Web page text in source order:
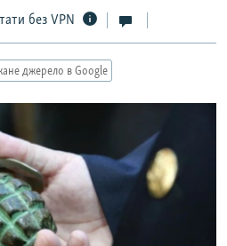
без VPN
джерело в Google